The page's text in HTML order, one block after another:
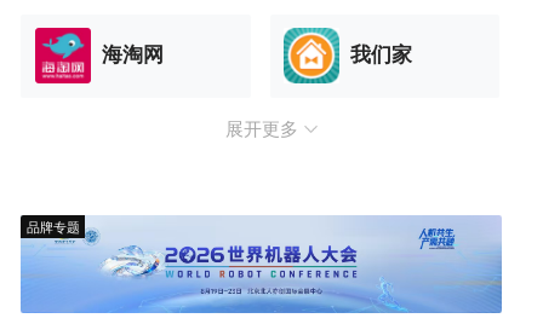
海淘网 我们家
展开更多
品牌专题